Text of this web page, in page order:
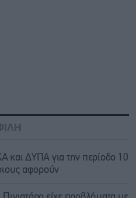
και ΔΥΠΑ για την περίοδο 10
αφορούν